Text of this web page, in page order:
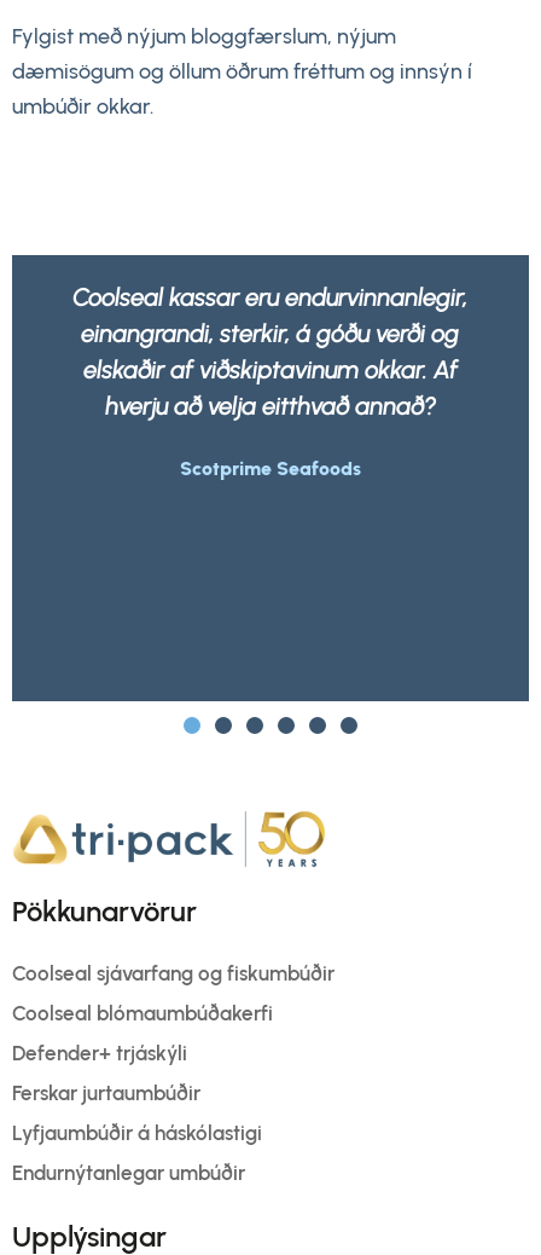
Fylgist með nýjum bloggfærslum, nýjum
dæmisögum og öllum öðrum fréttum og innsýn í
umbúðir okkar.
Coolseal kassar eru endurvinnanlegir,
einangrandi, sterkir, á góðu verði og
elskaðir af viðskiptavinum okkar. Af
hverju að velja eitthvað annað?
Scotprime Seafoods
Pökkunarvörur
Coolseal sjávarfang og fiskumbúðir
Coolseal blómaumbúðakerfi
Defender+ trjáskýli
Ferskar jurtaumbúðir
Lyfjaumbúðir á háskólastigi
Endurnýtanlegar umbúðir
Upplýsingar